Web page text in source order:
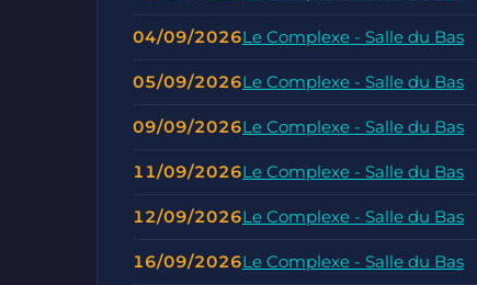
04/09/2026Le Complexe - Salle du Bas
05/09/2026Le Complexe - Salle du Bas
09/09/2026Le Complexe - Salle du Bas
11/09/2026Le Complexe - Salle du Bas
12/09/2026Le Complexe - Salle du Bas
16/09/2026Le Complexe - Salle du Bas